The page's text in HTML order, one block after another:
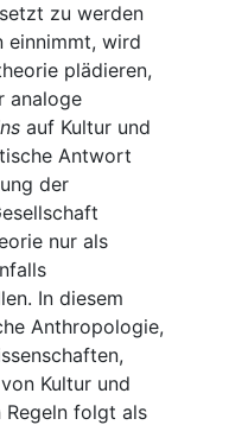
zu werden
einnimmt, wird
plädieren,
analoge
auf Kultur und
Antwort
der
nur als
In diesem
Anthropologie,
Kultur und
Regeln folgt als